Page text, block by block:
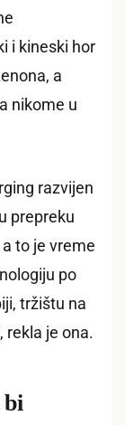
i kineski hor
a
nikome u
razvijen
prepreku
to je vreme
po
tržištu na
rekla je ona.
bi